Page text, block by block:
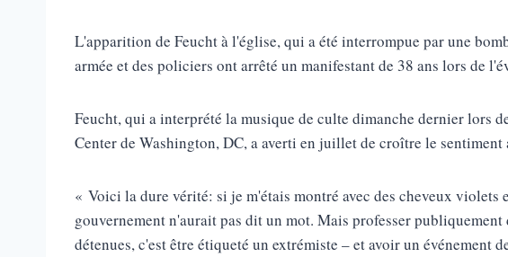
L'apparition de Feucht à l'église, qui a été interrompue par une
armée et des policiers ont arrêté un manifestant de 38 ans lors de
Feucht, qui a interprété la musique de culte dimanche dernier lors
Center de Washington, DC, a averti en juillet de croître le
« Voici la dure vérité: si je m'étais montré avec des cheveux violets
gouvernement n'aurait pas dit un mot. Mais professer
détenues, c'est être étiqueté un extrémiste – et avoir un événement